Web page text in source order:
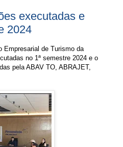
executadas e
2024
Empresarial de Turismo da
no 1ª semestre 2024 e o
pela ABAV TO, ABRAJET,